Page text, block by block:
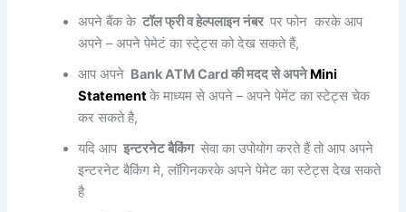
अपने बैंक के टॉल फ्री व हेल्पलाइन नंबर पर फोन करके आप
अपने – अपने पेमेटं का स्टे्ट्स को देख सकते हैं,
आप अपने Bank ATM Card की मदद से अपनेMini
Statementके माध्यम से अपने – अपने पेमेंट का स्टेट्स चेक
कर सकते है,
यदि आप इन्टरनेट बैकिंग सेवा का उपोयोग करते हैं तो आप अपने
इन्टरनेट बैकिंग मे, लॉगिनकरके अपने पेमेट का स्टेट्स देख सकते
है